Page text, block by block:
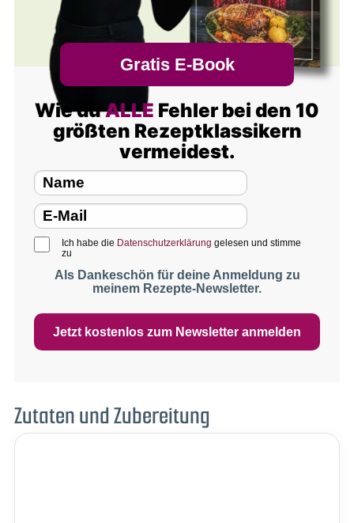
Gratis E-Book
Wie duALLE Fehler bei den 10
größten Rezeptklassikern
vermeidest.
Ich habe die Datenschutzerklärung gelesen und stimme
zu
Als Dankeschön für deine Anmeldung zu
meinem Rezepte-Newsletter.
Jetzt kostenlos zum Newsletter anmelden
Zutaten und Zubereitung